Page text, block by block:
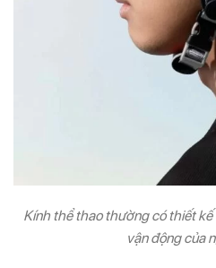
Kính thể thao thường có thiết
vận động của